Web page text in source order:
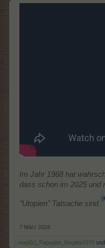
Im Jahr 1968 hat
dass schon im 2025 und
"Utopien" Tatsache sind
7 März 2026
mogli52 Papagier Magitta7070 und